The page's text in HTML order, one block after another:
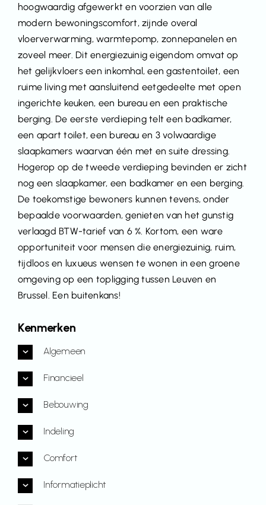
hoogwaardig afgewerkt en voorzien van alle
modern bewoningscomfort, zijnde overal
vloerverwarming, warmtepomp, zonnepanelen en
zoveel meer. Dit energiezuinig eigendom omvat op
het gelijkvloers een inkomhal, een gastentoilet, een
ruime living met aansluitend eetgedeelte met open
ingerichte keuken, een bureau en een praktische
berging. De eerste verdieping telt een badkamer,
een apart toilet, een bureau en 3 volwaardige
slaapkamers waarvan één met en suite dressing.
Hogerop op de tweede verdieping bevinden er zicht
nog een slaapkamer, een badkamer en een berging.
De toekomstige bewoners kunnen tevens, onder
bepaalde voorwaarden, genieten van het gunstig
verlaagd BTW-tarief van 6 %. Kortom, een ware
opportuniteit voor mensen die energiezuinig, ruim,
tijdloos en luxueus wensen te wonen in een groene
omgeving op een topligging tussen Leuven en
Brussel. Een buitenkans!
Kenmerken
Algemeen
Financieel
Bebouwing
Indeling
Comfort
Informatieplicht